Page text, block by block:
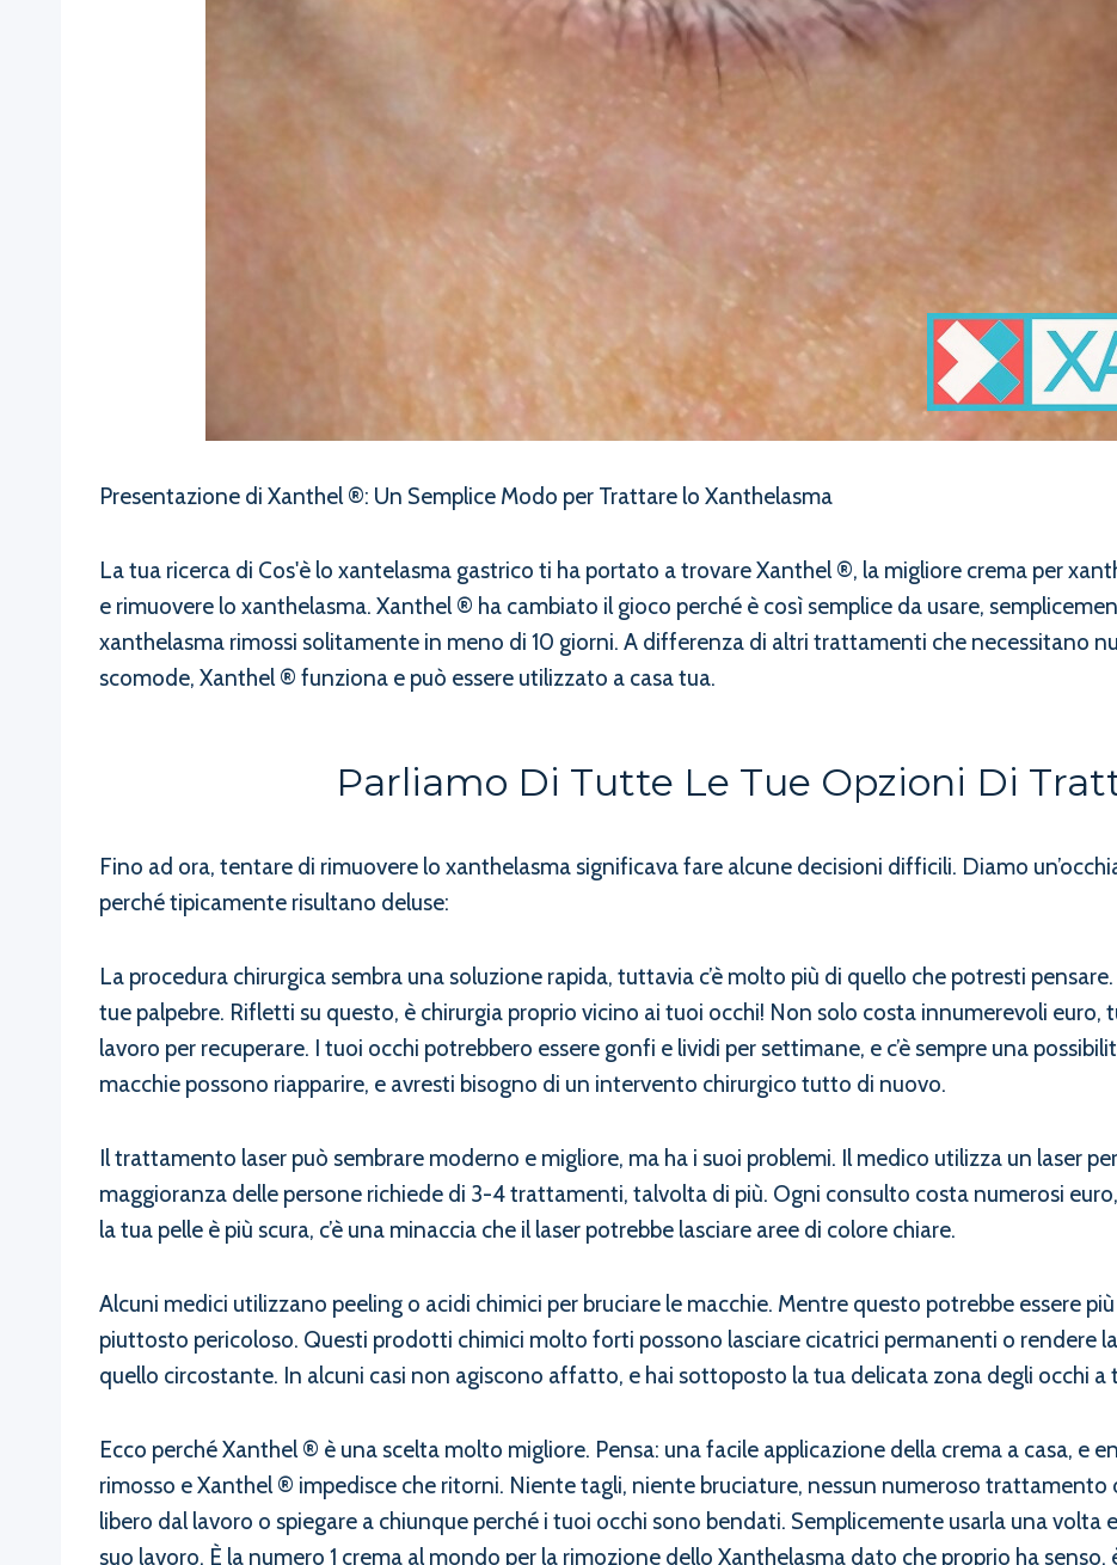
Presentazione di Xanthel ®: Un Semplice Modo per Trattare lo Xanthelasma
La tua ricerca di Cos'è lo xantelasma gastrico ti ha portato a trovare Xanthel ®, la migliore crema per
e rimuovere lo xanthelasma. Xanthel ® ha cambiato il gioco perché è così semplice da usare,
xanthelasma rimossi solitamente in meno di 10 giorni. A differenza di altri trattamenti che necessitano
scomode, Xanthel ® funziona e può essere utilizzato a casa tua.
Parliamo Di Tutte Le Tue Opzioni Di
Fino ad ora, tentare di rimuovere lo xanthelasma significava fare alcune decisioni difficili. Diamo
perché tipicamente risultano deluse:
La procedura chirurgica sembra una soluzione rapida, tuttavia c’è molto più di quello che potresti
tue palpebre. Rifletti su questo, è chirurgia proprio vicino ai tuoi occhi! Non solo costa innumerevoli
lavoro per recuperare. I tuoi occhi potrebbero essere gonfi e lividi per settimane, e c’è sempre una
macchie possono riapparire, e avresti bisogno di un intervento chirurgico tutto di nuovo.
Il trattamento laser può sembrare moderno e migliore, ma ha i suoi problemi. Il medico utilizza un laser
maggioranza delle persone richiede di 3-4 trattamenti, talvolta di più. Ogni consulto costa numerosi
la tua pelle è più scura, c’è una minaccia che il laser potrebbe lasciare aree di colore chiare.
Alcuni medici utilizzano peeling o acidi chimici per bruciare le macchie. Mentre questo potrebbe essere
piuttosto pericoloso. Questi prodotti chimici molto forti possono lasciare cicatrici permanenti o rendere
quello circostante. In alcuni casi non agiscono affatto, e hai sottoposto la tua delicata zona degli occhi a
Ecco perché Xanthel ® è una scelta molto migliore. Pensa: una facile applicazione della crema a casa, e
rimosso e Xanthel ® impedisce che ritorni. Niente tagli, niente bruciature, nessun numeroso
libero dal lavoro o spiegare a chiunque perché i tuoi occhi sono bendati. Semplicemente usarla una volta
suo lavoro. È la numero 1 crema al mondo per la rimozione dello Xanthelasma dato che proprio ha senso,